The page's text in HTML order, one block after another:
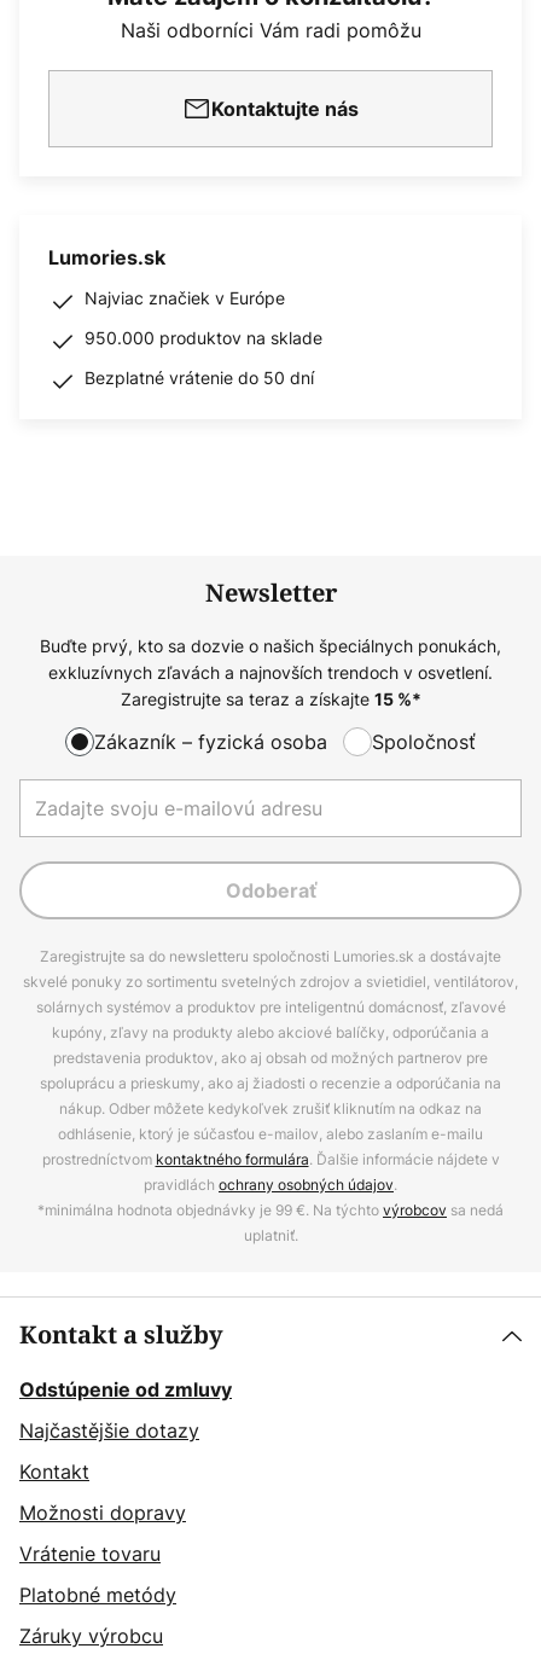
Naši odborníci Vám radi pomôžu
Kontaktujte nás
Lumories.sk
Najviac značiek v Európe
950.000 produktov na sklade
Bezplatné vrátenie do 50 dní
Newsletter
Buďte prvý, kto sa dozvie o našich špeciálnych ponukách,
exkluzívnych zľavách a najnovších trendoch v osvetlení.
Zaregistrujte sa teraz a získajte 15%*
Zákazník – fyzická osoba Spoločnosť
Odoberať
Zaregistrujte sa do newsletteru spoločnosti Lumories.sk a dostávajte
skvelé ponuky zo sortimentu svetelných zdrojov a svietidiel, ventilátorov,
solárnych systémov a produktov pre inteligentnú domácnosť, zľavové
kupóny, zľavy na produkty alebo akciové balíčky, odporúčania a
predstavenia produktov, ako aj obsah od možných partnerov pre
spoluprácu a prieskumy, ako aj žiadosti o recenzie a odporúčania na
nákup. Odber môžete kedykoľvek zrušiť kliknutím na odkaz na
odhlásenie, ktorý je súčasťou e-mailov, alebo zaslaním e-mailu
prostredníctvom kontaktného formulára. Ďalšie informácie nájdete v
pravidlách ochrany osobných údajov.
*minimálna hodnota objednávky je 99 €. Na týchtovýrobcov sa nedá
uplatniť.
Kontakt a služby
Odstúpenie od zmluvy
Najčastějšie dotazy
Kontakt
Možnosti dopravy
Vrátenie tovaru
Platobné metódy
Záruky výrobcu